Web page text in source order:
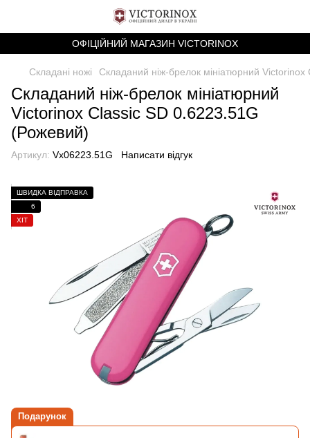
ОФІЦІЙНИЙ МАГАЗИН VICTORINOX
Складані ножі Складаний ніж-брелок мініатюрний
Складаний ніж-брелок мініатюрний
Victorinox Classic SD 0.6223.51G
(Рожевий)
Артикул: Vx06223.51G Написати відгук
ШВИДКА ВІДПРАВКА
6
ХІТ
Подарунок